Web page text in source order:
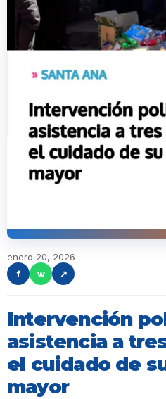
enero 20, 2026
f
w ↗
Intervención
asistencia a
el cuidado de
mayor